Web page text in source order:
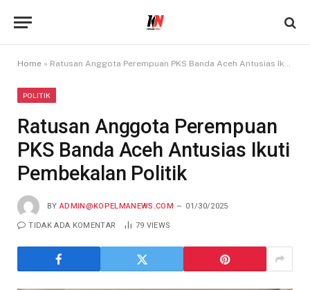
Home » Ratusan Anggota Perempuan PKS Banda Aceh Antusias Ikuti Pembekalan Politik
POLITIK
Ratusan Anggota Perempuan
PKS Banda Aceh Antusias Ikuti
Pembekalan Politik
BY ADMIN@KOPELMANEWS.COM 01/30/2025
TIDAK ADA KOMENTAR 79 VIEWS